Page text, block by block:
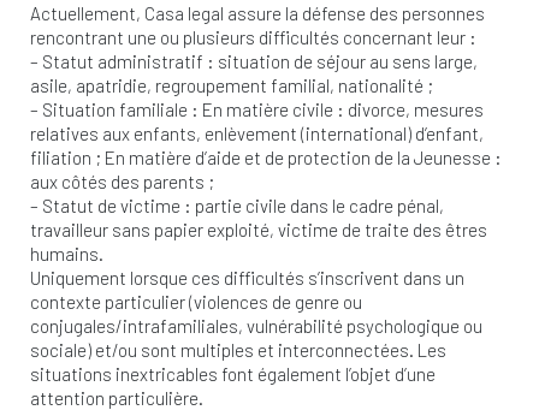
Actuellement, Casa legal assure la défense des personnes
rencontrant une ou plusieurs difficultés concernant leur :
– Statut administratif : situation de séjour au sens large,
asile, apatridie, regroupement familial, nationalité ;
– Situation familiale : En matière civile : divorce, mesures
relatives aux enfants, enlèvement (international) d’enfant,
filiation ; En matière d’aide et de protection de la Jeunesse :
aux côtés des parents ;
– Statut de victime : partie civile dans le cadre pénal,
travailleur sans papier exploité, victime de traite des êtres
humains.
Uniquement lorsque ces difficultés s’inscrivent dans un
contexte particulier (violences de genre ou
conjugales/intrafamiliales, vulnérabilité psychologique ou
sociale) et/ou sont multiples et interconnectées. Les
situations inextricables font également l’objet d’une
attention particulière.